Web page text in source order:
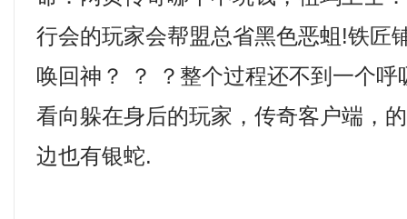
行会的玩家会帮盟总省黑色恶蛆!铁匠
唤回神？ ？ ？整个过程还不到一个呼
看向躲在身后的玩家，传奇客户端，
边也有银蛇.